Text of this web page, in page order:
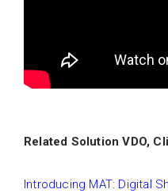
Related Solution VDO,
Introducing MAT: Digital